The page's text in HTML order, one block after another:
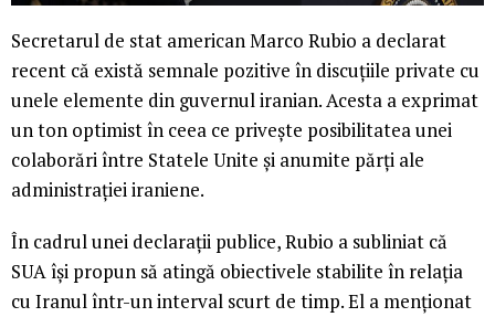
Secretarul de stat american Marco Rubio a declarat
recent că există semnale pozitive în discuțiile private cu
unele elemente din guvernul iranian. Acesta a exprimat
un ton optimist în ceea ce privește posibilitatea unei
colaborări între Statele Unite și anumite părți ale
administrației iraniene.
În cadrul unei declarații publice, Rubio a subliniat că
SUA își propun să atingă obiectivele stabilite în relația
cu Iranul într-un interval scurt de timp. El a menționat